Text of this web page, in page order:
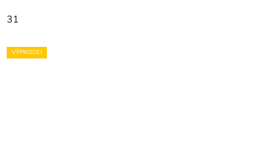
31
VÝPRODEJ